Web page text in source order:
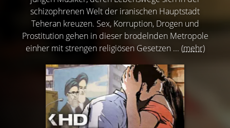
schizophrenen Welt der iranischen Hauptstadt
Teheran kreuzen. Sex, Korruption, Drogen und
Prostitution gehen in dieser brodelnden Metropole
einher mit strengen religiösen Gesetzen ... (mehr)